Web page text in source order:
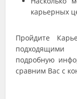
карьерных
Пройдите
подходящими
подробную
сравним Вас с